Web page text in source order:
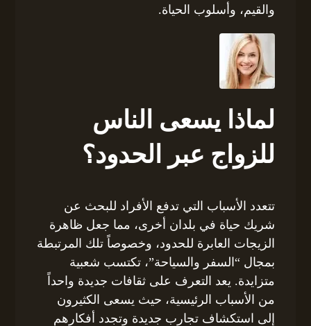
والقيم، وأسلوب الحياة.
لماذا يسعى الناس
للزواج عبر الحدود؟
تتعدد الأسباب التي تدفع الأفراد للبحث عن
شريك حياة في بلدان أخرى، مما جعل ظاهرة
الزيجات العابرة للحدود، وخصوصاً تلك المرتبطة
بمجال “السفر والسياحة”، تكتسب شعبية
متزايدة. يعد التعرف على ثقافات جديدة واحداً
من الأسباب الرئيسية، حيث يسعى الكثيرون
إلى استكشاف تجارب جديدة وتجدد أفكارهم